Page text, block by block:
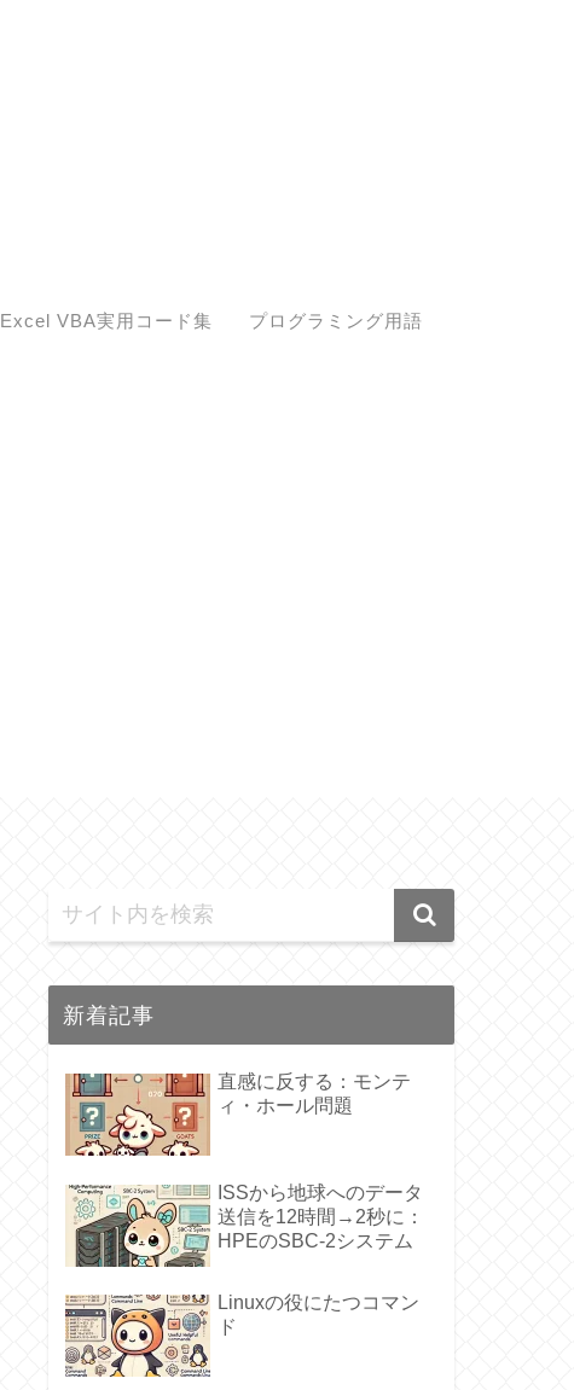
Excel VBA実用コード集 プログラミング用語
新着記事
直感に反する：モンテ
ィ・ホール問題
ISSから地球へのデータ
送信を12時間→2秒に：
HPEのSBC-2システム
Linuxの役にたつコマン
ド